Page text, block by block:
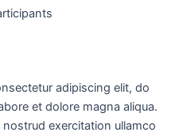
adipiscing elit, do
et dolore magna aliqua.
exercitation ullamco